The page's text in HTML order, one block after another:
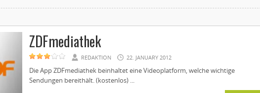
ZDFmediathek
REDAKTION 22. JANUARY 2012
Die App ZDFmediathek beinhaltet eine Videoplatform, welche wichtige
Sendungen bereithält. (kostenlos) ...